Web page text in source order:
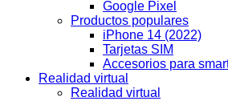
Google Pixel
Productos populares
iPhone 14 (2022)
Tarjetas SIM
Accesorios para
Realidad virtual
Realidad virtual